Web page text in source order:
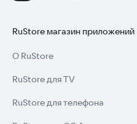
RuStore магазин приложений
О RuStore
RuStore для TV
RuStore для телефона